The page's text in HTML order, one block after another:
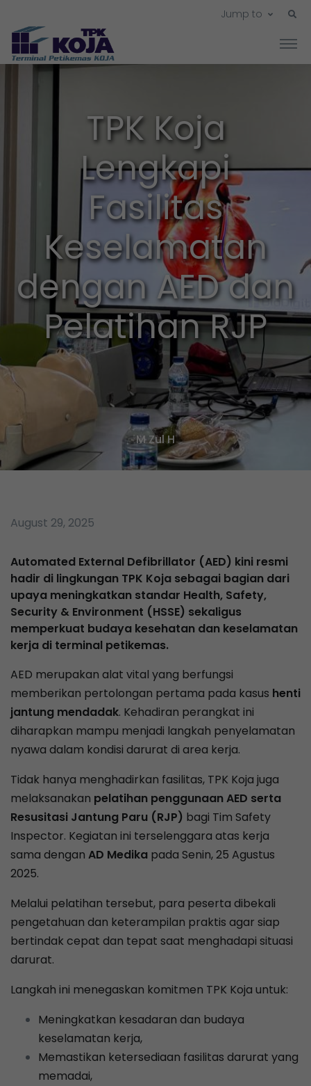
Jump to
TPK Koja
Lengkapi
Fasilitas
Keselamatan
dengan AED dan
Pelatihan RJP
M Zul H
August 29, 2025
Automated External Defibrillator (AED) kini resmi
hadir di lingkungan TPK Koja sebagai bagian dari
upaya meningkatkan standar Health, Safety,
Security & Environment (HSSE) sekaligus
memperkuat budaya kesehatan dan keselamatan
kerja di terminal petikemas.
AED merupakan alat vital yang berfungsi
memberikan pertolongan pertama pada kasus henti
jantung mendadak. Kehadiran perangkat ini
diharapkan mampu menjadi langkah penyelamatan
nyawa dalam kondisi darurat di area kerja.
Tidak hanya menghadirkan fasilitas, TPK Koja juga
melaksanakan pelatihan penggunaan AED serta
Resusitasi Jantung Paru (RJP) bagi Tim Safety
Inspector. Kegiatan ini terselenggara atas kerja
sama dengan AD Medika pada Senin, 25 Agustus
2025.
Melalui pelatihan tersebut, para peserta dibekali
pengetahuan dan keterampilan praktis agar siap
bertindak cepat dan tepat saat menghadapi situasi
darurat.
Langkah ini menegaskan komitmen TPK Koja untuk:
Meningkatkan kesadaran dan budaya
keselamatan kerja,
Memastikan ketersediaan fasilitas darurat yang
memadai,